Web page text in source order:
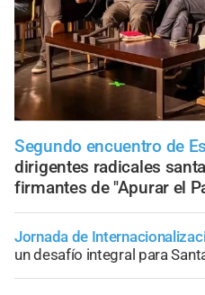
Segundo encuentro de
dirigentes radicales
firmantes de "Apurar el
Jornada de
un desafío integral para